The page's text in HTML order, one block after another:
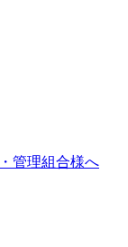
管理組合様へ